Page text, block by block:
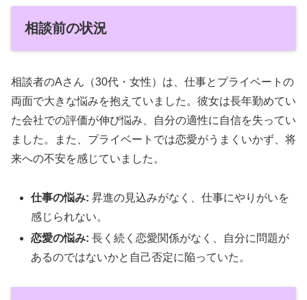
相談前の状況
相談者のAさん（30代・女性）は、仕事とプライベートの
両面で大きな悩みを抱えていました。彼女は長年勤めてい
た会社での評価が伸び悩み、自分の適性に自信を失ってい
ました。また、プライベートでは恋愛がうまくいかず、将
来への不安を感じていました。
仕事の悩み: 昇進の見込みがなく、仕事にやりがいを
感じられない。
恋愛の悩み: 長く続く恋愛関係がなく、自分に問題が
あるのではないかと自己否定に陥っていた。